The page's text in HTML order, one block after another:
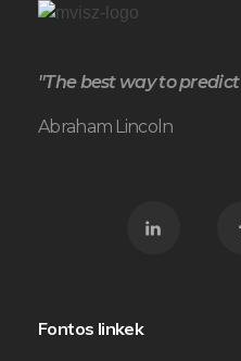
"The best way to
Abraham Lincoln
Fontos linkek